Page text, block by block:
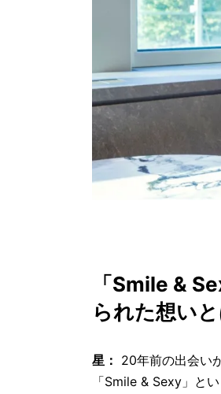
「Smile &
られた想いと
星： 20年前の出会い
「Smile & Sexy」と